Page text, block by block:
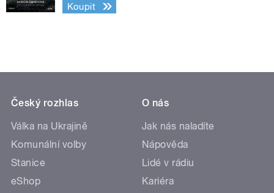
Koupit
Český rozhlas
Válka na Ukrajině
Komunální volby
Stanice
eShop
O nás
Jak nás naladíte
Nápověda
Lidé v rádiu
Kariéra